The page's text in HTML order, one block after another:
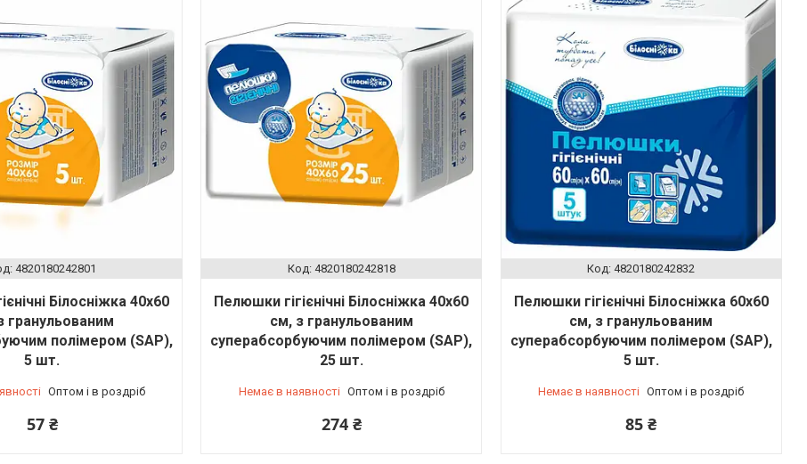
4820180242801
Білосніжка 40х60
гранульованим
полімером (SAP),
5 шт.
Оптом і в роздріб
57 ₴
4820180242818
Пелюшки гігієнічні Білосніжка 40х60
см, з гранульованим
суперабсорбуючим полімером (SAP),
25 шт.
Немає в наявності Оптом і в роздріб
274 ₴
4820180242832
Пелюшки гігієнічні Білосніжка 60х60
см, з гранульованим
суперабсорбуючим полімером (SAP),
5 шт.
Немає в наявності Оптом і в роздріб
85 ₴